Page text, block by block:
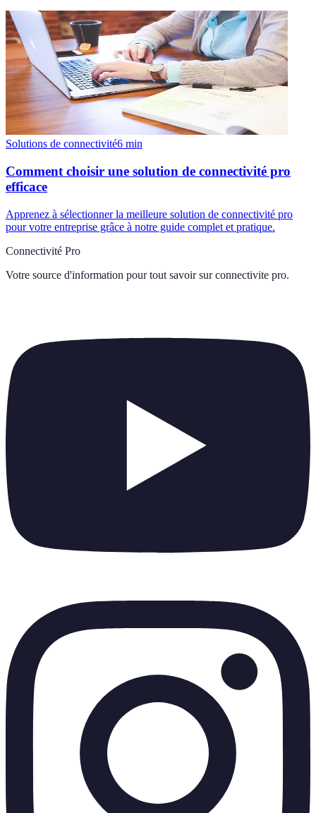
Solutions de connectivité6 min
Comment choisir une solution de connectivité pro
efficace
Apprenez à sélectionner la meilleure solution de connectivité pro
pour votre entreprise grâce à notre guide complet et pratique.
Connectivité Pro
Votre source d'information pour tout savoir sur connectivite pro.